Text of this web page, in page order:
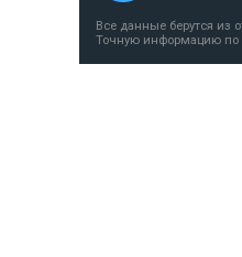
Все данные берутся из
Точную информацию по